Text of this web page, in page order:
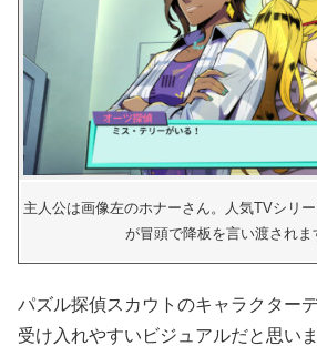
主人公は画像左のホナーさん。人気TVシリ
が冒頭で降板を言い渡されま
パズル探偵スカウトのキャラクター
受け入れやすいビジュアルだと思いま